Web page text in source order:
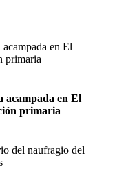
acampada en El
primaria